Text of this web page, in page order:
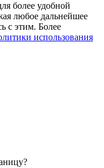
более удобной
любое дальнейшее
с этим. Более
использования